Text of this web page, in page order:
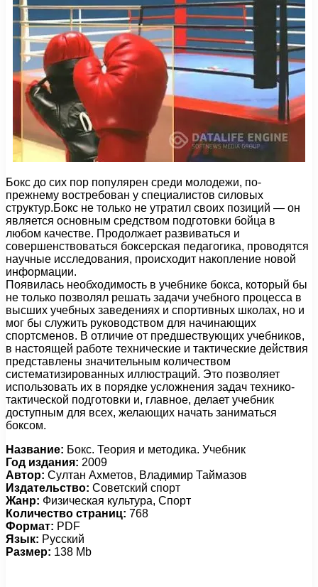
Бокс до сих пор популярен среди молодежи, по-
прежнему востребован у специалистов силовых
структур.Бокс не только не утратил своих позиций — он
является основным средством подготовки бойца в
любом качестве. Продолжает развиваться и
совершенствоваться боксерская педагогика, проводятся
научные исследования, происходит накопление новой
информации.
Появилась необходимость в учебнике бокса, который бы
не только позволял решать задачи учебного процесса в
высших учебных заведениях и спортивных школах, но и
мог бы служить руководством для начинающих
спортсменов. В отличие от предшествующих учебников,
в настоящей работе технические и тактические действия
представлены значительным количеством
систематизированных иллюстраций. Это позволяет
использовать их в порядке усложнения задач технико-
тактической подготовки и, главное, делает учебник
доступным для всех, желающих начать заниматься
боксом.
Название: Бокс. Теория и методика. Учебник
Год издания: 2009
Автор: Султан Ахметов, Владимир Таймазов
Издательство: Советский спорт
Жанр: Физическая культура, Спорт
Количество страниц: 768
Формат: PDF
Язык: Русский
Размер: 138 Mb